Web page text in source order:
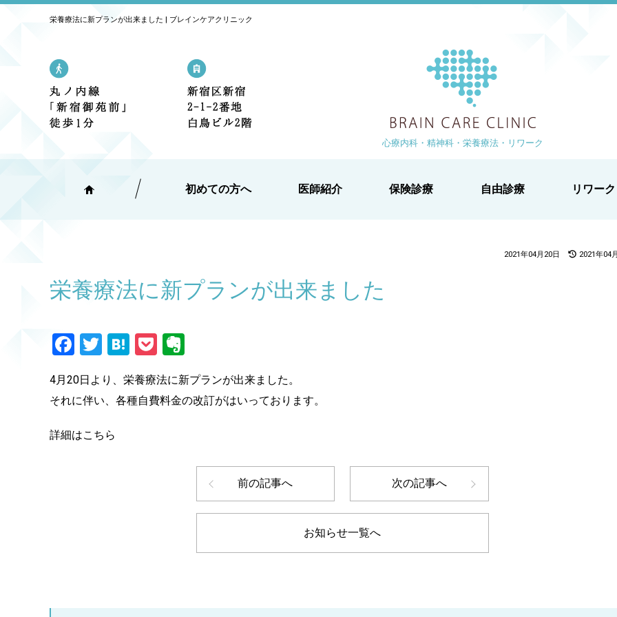
栄養療法に新プランが出来ました | ブレインケアクリニック
心療内科・精神科・栄養療法・リワーク
丸の内線「新宿御苑前」駅 1番出口より 徒歩1分
初めての方へ 医師紹介 保険診療 自由診療 リワーク
2021年04月20日 2021年04
栄養療法に新プランが出来ました
Facebook
Twitter
HatenaPocket
4月20日より、栄養療法に新プランが出来ました。
それに伴い、各種自費料金の改訂がはいっております。
詳細はこちら
前の記事へ 次の記事へ
お知らせ一覧へ